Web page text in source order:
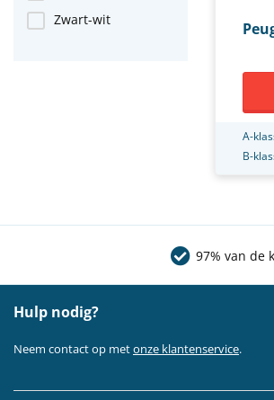
Zwart-wit
A-
B-
97% van de
Hulp nodig?
Neem contact op metonze klantenservice.